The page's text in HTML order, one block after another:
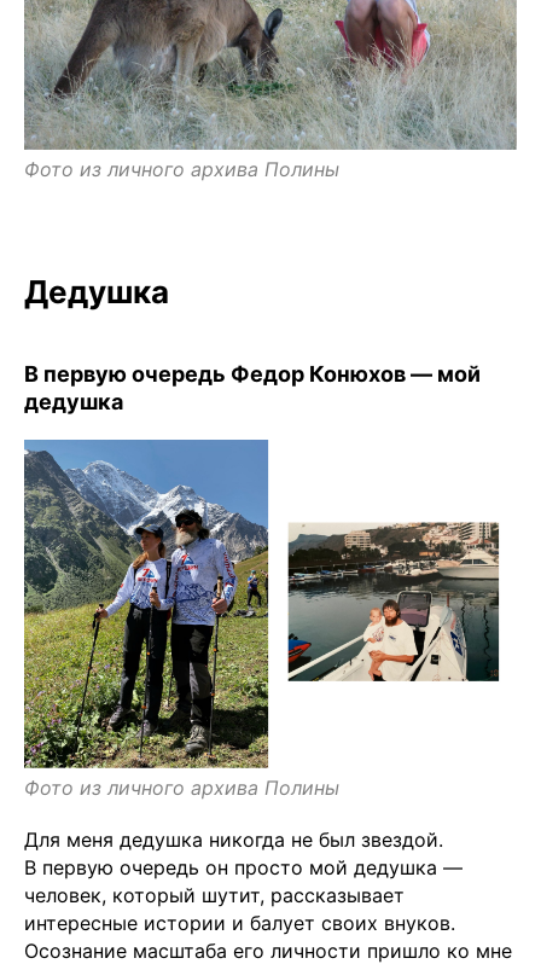
Фото из личного архива Полины
Дедушка
В первую очередь Федор Конюхов — мой
дедушка
Фото из личного архива Полины
Для меня дедушка никогда не был звездой.
В первую очередь он просто мой дедушка —
человек, который шутит, рассказывает
интересные истории и балует своих внуков.
Осознание масштаба его личности пришло ко мне